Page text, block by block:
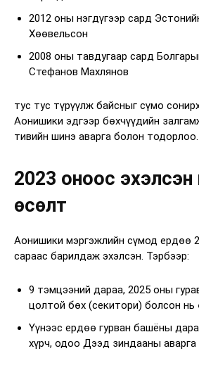
2012 оны нэгдүгээр сард
Хөөвельсон
2008 оны тавдугаар сард
Стефанов Махлянов
тус тус түрүүлж байсныг сүмо
Аонишики эдгээр бөхчүүдийн
тивийн шинэ аварга болон тодорлоо.
2023 оноос эхэлсэн
өсөлт
Аонишики мэргэжлийн сүмод ердөө
сараас барилдаж эхэлсэн. Тэрбээр:
9 тэмцээний дараа, 2025 оны
цолтой бөх (секитори) болсон
Үүнээс ердөө гурван башёны
хүрч, одоо Дээд зиндааны